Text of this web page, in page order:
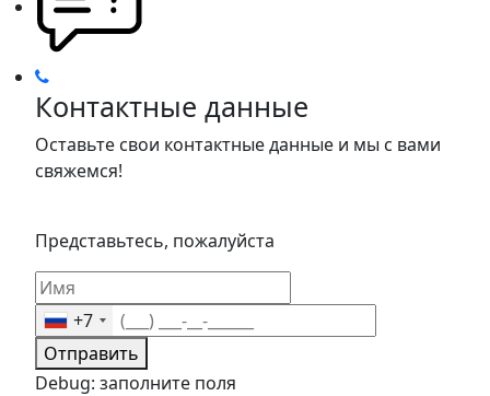
Контактные данные
Оставьте свои контактные данные и мы с вами
свяжемся!
Представьтесь, пожалуйста
+7
Отправить
Debug: заполните поля